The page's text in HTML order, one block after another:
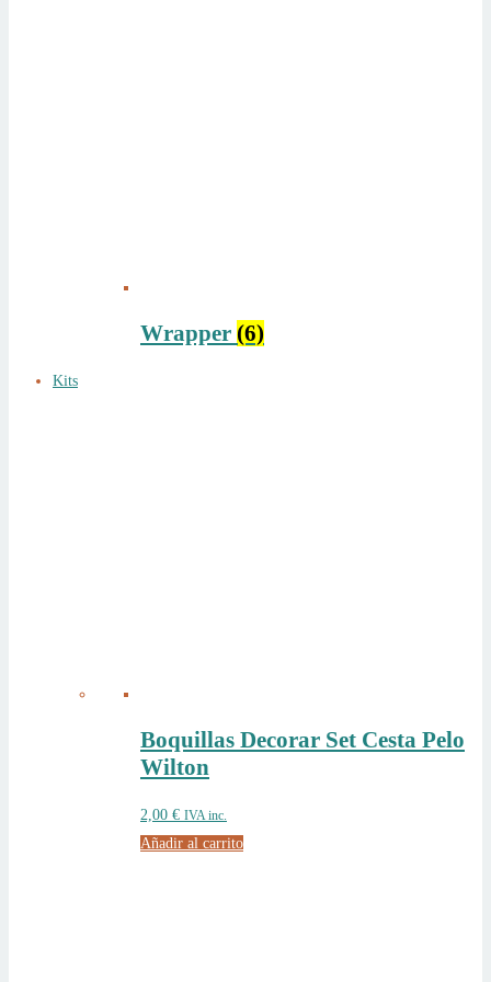
Wrapper (6)
Kits
Boquillas Decorar Set Cesta Pelo
Wilton
2,00 € IVA inc.
Añadir al carrito